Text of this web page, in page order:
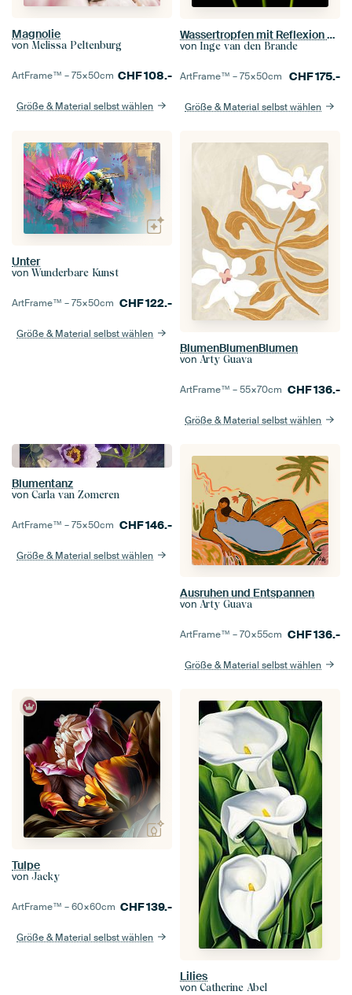
Magnolie
von Melissa Peltenburg
ArtFrame™ –75×50cm CHF108.-
Größe & Material selbst wählen
Wassertropfen mit Reflexion von Blumen
von Inge van den Brande
ArtFrame™ –75×50cm CHF175.-
Größe & Material selbst wählen
Unter
von Wunderbare Kunst
ArtFrame™ –75×50cm CHF122.-
Größe & Material selbst wählen
BlumenBlumenBlumen
von Arty Guava
ArtFrame™ –55×70cm CHF136.-
Größe & Material selbst wählen
Blumentanz
von Carla van Zomeren
ArtFrame™ –75×50cm CHF146.-
Größe & Material selbst wählen
Ausruhen und Entspannen
von Arty Guava
ArtFrame™ –70×55cm CHF136.-
Größe & Material selbst wählen
Tulpe
von Jacky
ArtFrame™ –60×60cm CHF139.-
Größe & Material selbst wählen
Lilies
von Catherine Abel